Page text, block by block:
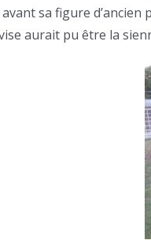
sa figure d’ancien
aurait pu être la